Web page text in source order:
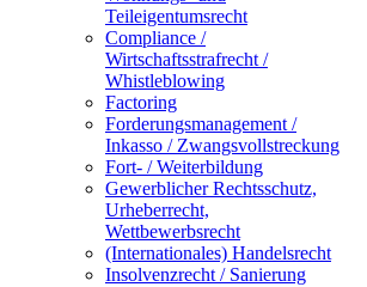
Teileigentumsrecht
Compliance /
Wirtschaftsstrafrecht /
Whistleblowing
Factoring
Forderungsmanagement /
Inkasso / Zwangsvollstreckung
Fort- / Weiterbildung
Gewerblicher Rechtsschutz,
Urheberrecht,
Wettbewerbsrecht
(Internationales) Handelsrecht
Insolvenzrecht / Sanierung